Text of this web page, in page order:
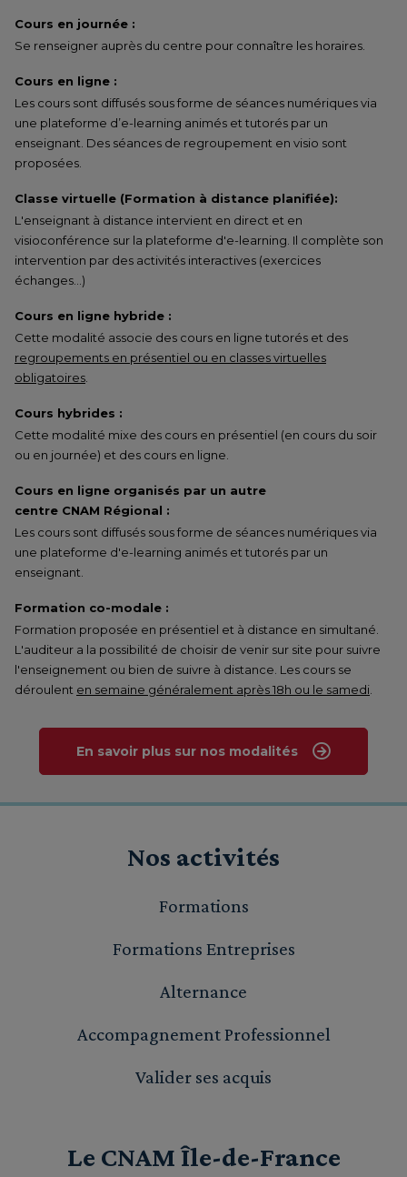
Cours en journée :
Se renseigner auprès du centre pour connaître les horaires.
Cours en ligne :
Les cours sont diffusés sous forme de séances numériques via
une plateforme d’e-learning animés et tutorés par un
enseignant. Des séances de regroupement en visio sont
proposées.
Classe virtuelle (Formation à distance planifiée):
L'enseignant à distance intervient en direct et en
visioconférence sur la plateforme d'e-learning. Il complète son
intervention par des activités interactives (exercices
échanges…)
Cours en ligne hybride :
Cette modalité associe des cours en ligne tutorés et des
regroupements en présentiel ou en classes virtuelles
obligatoires
Cours hybrides :
Cette modalité mixe des cours en présentiel (en cours du soir
ou en journée) et des cours en ligne.
Cours en ligne organisés par un autre
centre CNAM Régional :
Les cours sont diffusés sous forme de séances numériques via
une plateforme d'e-learning animés et tutorés par un
enseignant.
Formation co-modale :
Formation proposée en présentiel et à distance en simultané.
L'auditeur a la possibilité de choisir de venir sur site pour suivre
l'enseignement ou bien de suivre à distance. Les cours se
déroulent en semaine généralement après 18h ou le samedi
En savoir plus sur nos modalités
Nos activités
Formations
Formations Entreprises
Alternance
Accompagnement Professionnel
Valider ses acquis
Le CNAM Île-de-France